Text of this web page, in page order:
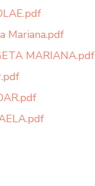
Mariana.pdf
MARIANA.pdf